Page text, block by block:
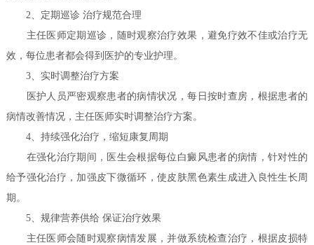
2、定期巡诊 治疗规范合理
主任医师定期巡诊，随时观察治疗效果，避免疗效不佳或治疗无
效，每位患者都会得到医护的专业护理。
3、实时调整治疗方案
医护人员严密观察患者的病情状况，每日按时查房，根据患者的
病情改善情况，主任医师实时调整治疗方案。
4、持续强化治疗，缩短康复周期
在强化治疗期间，医生会根据每位白癜风患者的病情，针对性的
给予强化治疗，加强皮下微循环，使皮肤黑色素生成进入良性生长周
期。
5、规律营养供给 保证治疗效果
主任医师会随时观察病情发展，并做系统检查治疗，根据皮损特